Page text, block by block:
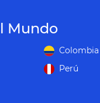
Mundo
Colombia
Perú